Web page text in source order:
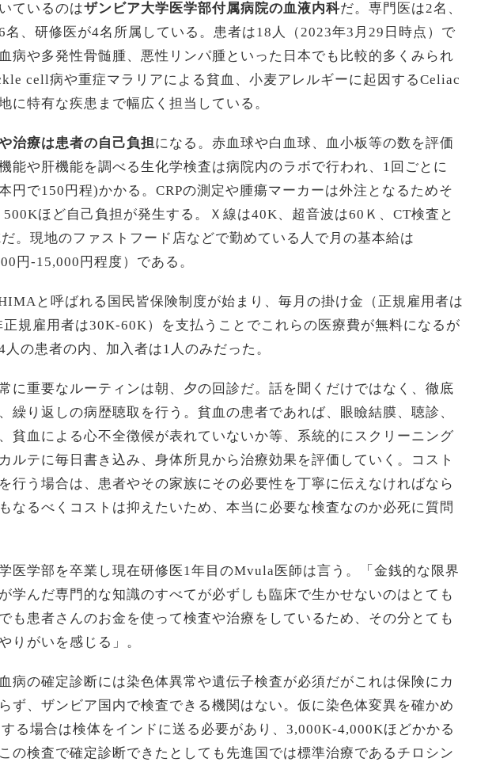
ているのはザンビア大学医学部付属病院の血液内科だ。専門医は2名、
名、研修医が4名所属している。患者は18人（2023年3月29日時点）で
病や多発性骨髄腫、悪性リンパ腫といった日本でも比較的多くみられ
cell病や重症マラリアによる貧血、小麦アレルギーに起因するCeliac
に特有な疾患まで幅広く担当している。
治療は患者の自己負担になる。赤血球や白血球、血小板等の数を評価
能や肝機能を調べる生化学検査は病院内のラボで行われ、1回ごとに
円で150円程)かかる。CRPの測定や腫瘍マーカーは外注となるためそ
ほど自己負担が発生する。Ｘ線は40K、超音波は60Ｋ、CT検査と
。現地のファストフード店などで勤めている人で月の基本給は
円-15,000円程度）である。
と呼ばれる国民皆保険制度が始まり、毎月の掛け金（正規雇用者は
正規雇用者は30K-60K）を支払うことでこれらの医療費が無料になるが
の患者の内、加入者は1人のみだった。
に重要なルーティンは朝、夕の回診だ。話を聞くだけではなく、徹底
繰り返しの病歴聴取を行う。貧血の患者であれば、眼瞼結膜、聴診、
貧血による心不全徴候が表れていないか等、系統的にスクリーニング
ルテに毎日書き込み、身体所見から治療効果を評価していく。コスト
行う場合は、患者やその家族にその必要性を丁寧に伝えなければなら
なるべくコストは抑えたいため、本当に必要な検査なのか必死に質問
医学部を卒業し現在研修医1年目のMvula医師は言う。「金銭的な限界
学んだ専門的な知識のすべてが必ずしも臨床で生かせないのはとても
も患者さんのお金を使って検査や治療をしているため、その分とても
りがいを感じる」。
病の確定診断には染色体異常や遺伝子検査が必須だがこれは保険にカ
ず、ザンビア国内で検査できる機関はない。仮に染色体変異を確かめ
る場合は検体をインドに送る必要があり、3,000K-4,000Kほどかかる
の検査で確定診断できたとしても先進国では標準治療であるチロシン